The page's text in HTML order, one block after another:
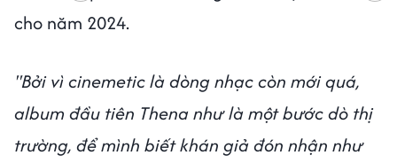
cho năm 2024.
"Bởi vì cinemetic là dòng nhạc còn mới quá,
album đầu tiên Thena như là một bước dò thị
trường, để mình biết khán giả đón nhận như